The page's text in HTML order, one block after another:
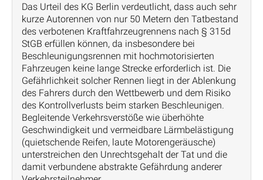
Das Urteil des KG Berlin verdeutlicht, dass auch sehr
kurze Autorennen von nur 50 Metern den Tatbestand
des verbotenen Kraftfahrzeugrennens nach § 315d
StGB erfüllen können, da insbesondere bei
Beschleunigungsrennen mit hochmotorisierten
Fahrzeugen keine lange Strecke erforderlich ist. Die
Gefährlichkeit solcher Rennen liegt in der Ablenkung
des Fahrers durch den Wettbewerb und dem Risiko
des Kontrollverlusts beim starken Beschleunigen.
Begleitende Verkehrsverstöße wie überhöhte
Geschwindigkeit und vermeidbare Lärmbelästigung
(quietschende Reifen, laute Motorengeräusche)
unterstreichen den Unrechtsgehalt der Tat und die
damit verbundene abstrakte Gefährdung anderer